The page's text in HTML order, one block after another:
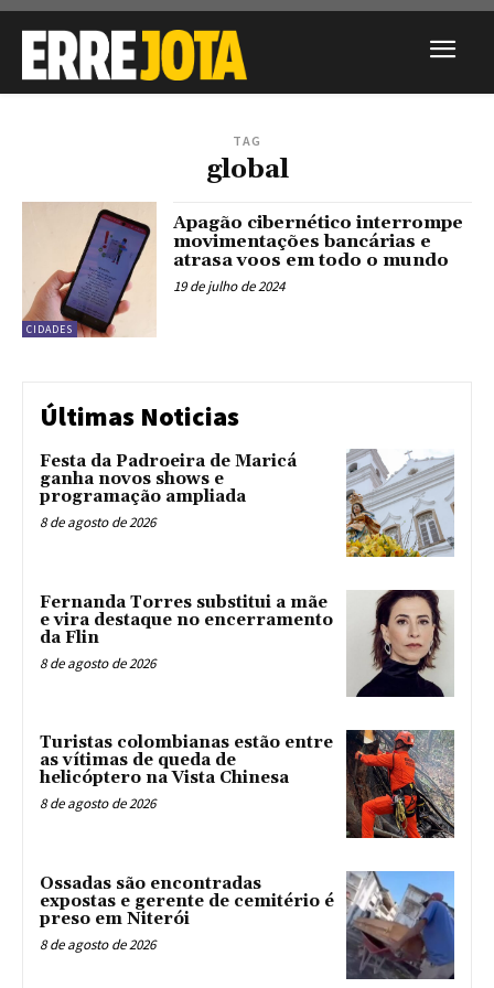
TAG
global
CIDADES
Apagão cibernético interrompe
movimentações bancárias e
atrasa voos em todo o mundo
19 de julho de 2024
Últimas Noticias
Festa da Padroeira de Maricá
ganha novos shows e
programação ampliada
8 de agosto de 2026
Fernanda Torres substitui a mãe
e vira destaque no encerramento
da Flin
8 de agosto de 2026
Turistas colombianas estão entre
as vítimas de queda de
helicóptero na Vista Chinesa
8 de agosto de 2026
Ossadas são encontradas
expostas e gerente de cemitério é
preso em Niterói
8 de agosto de 2026